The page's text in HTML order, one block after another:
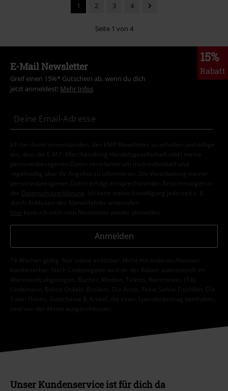
1 2 3 4
Seite 1 von 4
15%
Rabatt
E-Mail Newsletter
Greif einen 15%* Gutschein ab, wenn du dich
jetzt anmeldest! Mehr Infos
Ich bin damit einverstanden, den EMP-Newsletter zu erhalten und willige
ein, dass die E.M.P. Merchandising Handelsgesellschaft mbH meine
personenbezogenen Daten verarbeitet um mich individuell und
regelmäßig über ihr Angebot zu informieren. Die Verarbeitung meiner
personenbezogenen Daten erfolgt entsprechend den Bestimmungen in
der
Datenschutzerklärung
. Ich kann meine Einwilligung jederzeit z. B.
durch Anklicken des Abmeldelinks widerrufen.
Hier kann ich mich vom Newsletter wieder abmelden.
Anmelden
*4 Wochen gültig. Nur online einlösbar. Nicht mit anderen Aktionen
kombinierbar. Nach Codeeingabe wird dir der Rabatt automatisch im
Warenkorb abgezogen. Bücher, Medien, Tickets, Rammstein, (Till)
Lindemann, Böhse Onkelz, Broilers, Die Ärzte, Feine Sahne Fischfilet, Die
Toten Hosen, Gutscheine & Artikel, die einen Spendenbeitrag beinhalten,
sind von der Aktion ausgeschlossen.
Unser Kundenservice ist für dich da